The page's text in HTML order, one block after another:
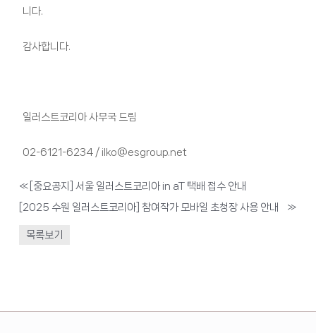
니다.
감사합니다.
일러스트코리아 사무국 드림
02-6121-6234 / ilko@esgroup.net
« [중요공지] 서울 일러스트코리아 in aT 택배 접수 안내
[2025 수원 일러스트코리아] 참여작가 모바일 초청장 사용 안내
»
목록보기